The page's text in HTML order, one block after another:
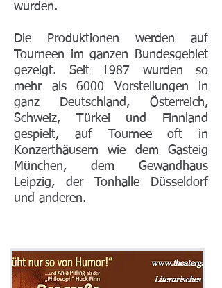
wurden.
Die Produktionen werden auf
Tourneen im ganzen Bundesgebiet
gezeigt. Seit 1987 wurden so
mehr als 6000 Vorstellungen in
ganz Deutschland, Österreich,
Schweiz, Türkei und Finnland
gespielt, auf Tournee oft in
Konzerthäusern wie dem Gasteig
München, dem Gewandhaus
Leipzig, der Tonhalle Düsseldorf
und anderen.